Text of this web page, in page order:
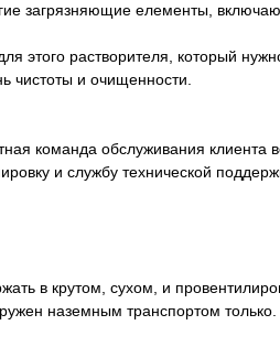
загрязняющие елементы,
этого растворителя, который
чистоты и очищенности.
команда обслуживания клиента
и службу технической
в крутом, сухом, и
наземным транспортом